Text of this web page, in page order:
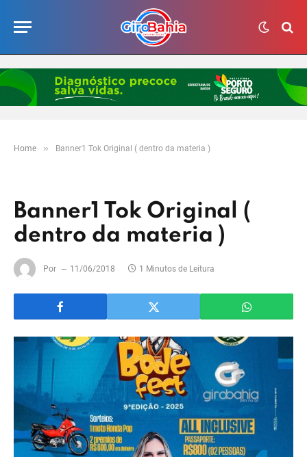
Home » Banner1 Tok Original ( dentro da materia )
Banner1 Tok Original (
dentro da materia )
Por 11/06/2018 1 Minutos de Leitura